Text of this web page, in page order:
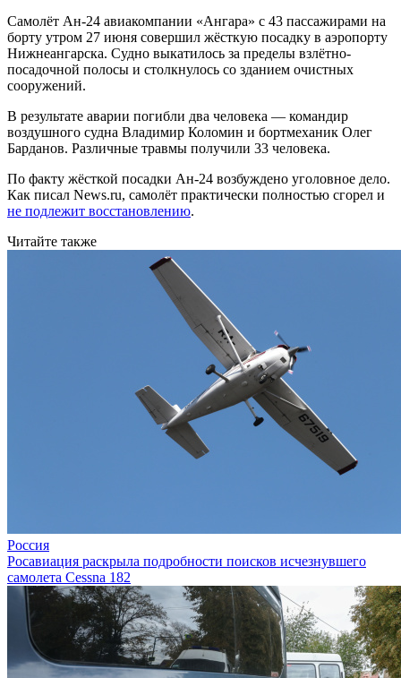
Самолёт Ан-24 авиакомпании «Ангара» с 43 пассажирами на
борту утром 27 июня совершил жёсткую посадку в аэропорту
Нижнеангарска. Судно выкатилось за пределы взлётно-
посадочной полосы и столкнулось со зданием очистных
сооружений.
В результате аварии погибли два человека — командир
воздушного судна Владимир Коломин и бортмеханик Олег
Барданов. Различные травмы получили 33 человека.
По факту жёсткой посадки Ан-24 возбуждено уголовное дело.
Как писал News.ru, самолёт практически полностью сгорел и
не подлежит восстановлению.
Читайте также
Россия
Росавиация раскрыла подробности поисков исчезнувшего
самолета Cessna 182